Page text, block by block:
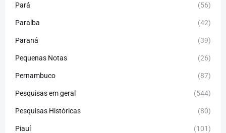
Pará (56)
Paraíba (42)
Paraná (39)
Pequenas Notas (26)
Pernambuco (87)
Pesquisas em geral (544)
Pesquisas Históricas (80)
Piauí (101)